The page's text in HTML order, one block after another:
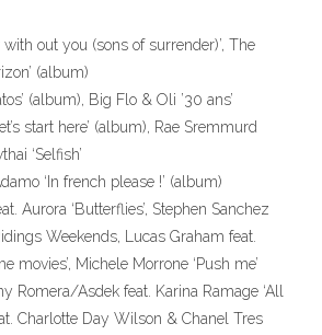
out you (sons of surrender)’, The
(album)
(album), Big Flo & Oli ’30 ans’
start here’ (album), Rae Sremmurd
‘Selfish’
‘In french please !’ (album)
Aurora ‘Butterflies’, Stephen Sanchez
Weekends, Lucas Graham feat.
movies’, Michele Morrone ‘Push me’
Romera/Asdek feat. Karina Ramage ‘All
Charlotte Day Wilson & Chanel Tres